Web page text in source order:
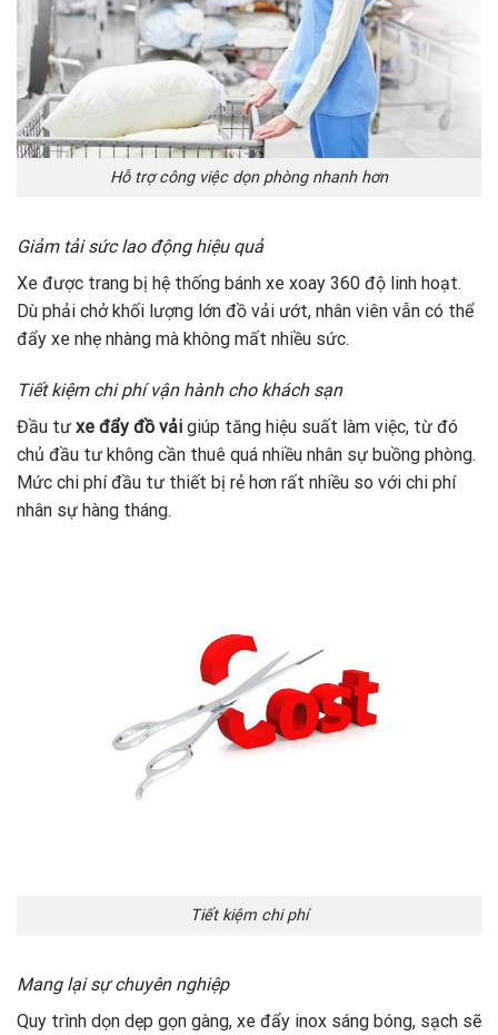
Hỗ trợ công việc dọn phòng nhanh hơn
Giảm tải sức lao động hiệu quả
Xe được trang bị hệ thống bánh xe xoay 360 độ linh hoạt.
Dù phải chở khối lượng lớn đồ vải ướt, nhân viên vẫn có thể
đẩy xe nhẹ nhàng mà không mất nhiều sức.
Tiết kiệm chi phí vận hành cho khách sạn
Đầu tư xe đẩy đồ vải giúp tăng hiệu suất làm việc, từ đó
chủ đầu tư không cần thuê quá nhiều nhân sự buồng phòng.
Mức chi phí đầu tư thiết bị rẻ hơn rất nhiều so với chi phí
nhân sự hàng tháng.
Tiết kiệm chi phí
Mang lại sự chuyên nghiệp
Quy trình dọn dẹp gọn gàng, xe đẩy inox sáng bóng, sạch sẽ